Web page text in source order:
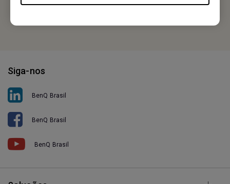
Siga-nos
BenQ Brasil
BenQ Brasil
BenQ Brasil